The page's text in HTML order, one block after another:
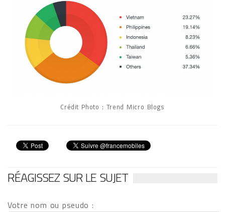
Crédit Photo : Trend Micro Blogs
RÉAGISSEZ SUR LE SUJET
Votre nom ou pseudo :